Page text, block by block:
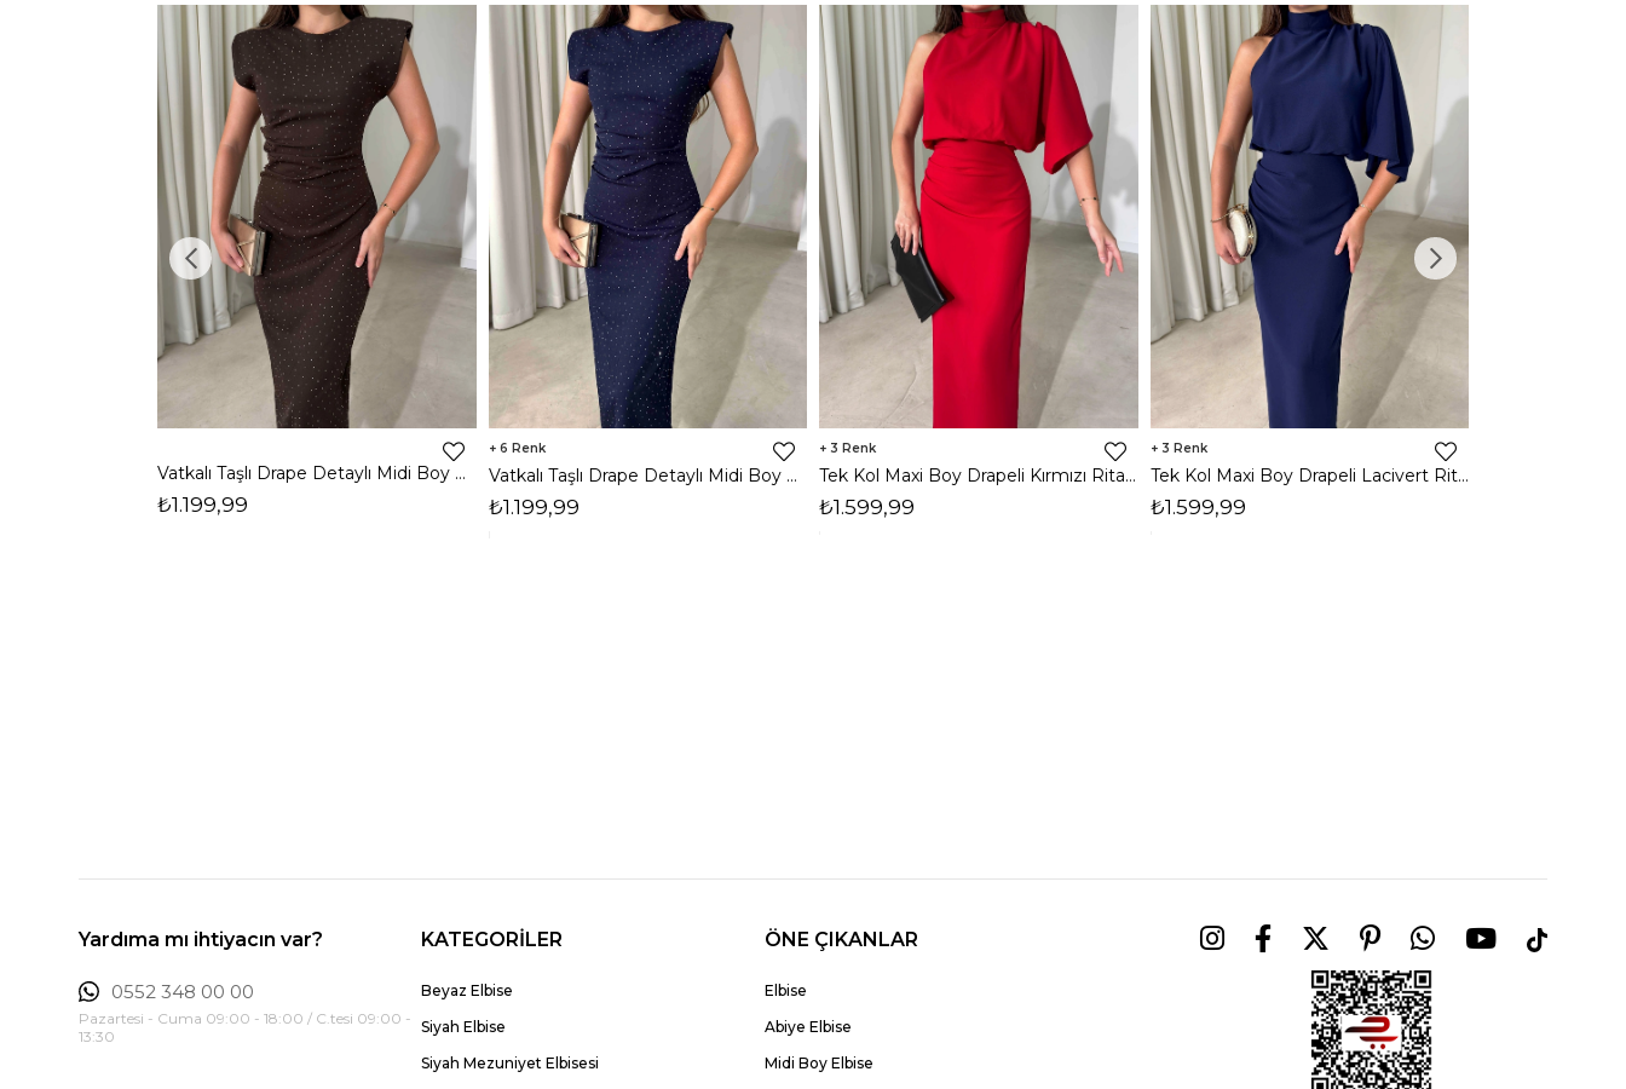
Vatkalı Taşlı Drape Detaylı Midi Boy Kahverengi Jesep Kadın Elbise 26Y282
₺1.199,99
6
Vatkalı Taşlı Drape Detaylı Midi Boy Lacivert Jesep Kadın Elbise 26Y282
₺1.199,99
3
Tek Kol Maxi Boy Drapeli Kırmızı Rita Kadın Elbise 26Y473
₺1.599,99
3
Tek Kol Maxi Boy Drapeli Lacivert Rita Kadın Elbise 26Y473
₺1.599,99
Yardıma mı ihtiyacın var?
0552 348 00 00
Pazartesi - Cuma 09:00 - 18:00 / C.tesi 09:00 -
13:30
KATEGORİLER
Beyaz Elbise
Siyah Elbise
Siyah Mezuniyet Elbisesi
ÖNE ÇIKANLAR
Elbise
Abiye Elbise
Midi Boy Elbise